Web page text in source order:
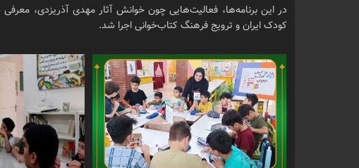
در این برنامه‌ها، فعالیت‌هایی چون خوانش آثار مهدی آذریزدی،
کودک ایران و ترویج فرهنگ کتاب‌خوانی اجرا شد.